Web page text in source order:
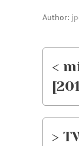
Author:
<
>